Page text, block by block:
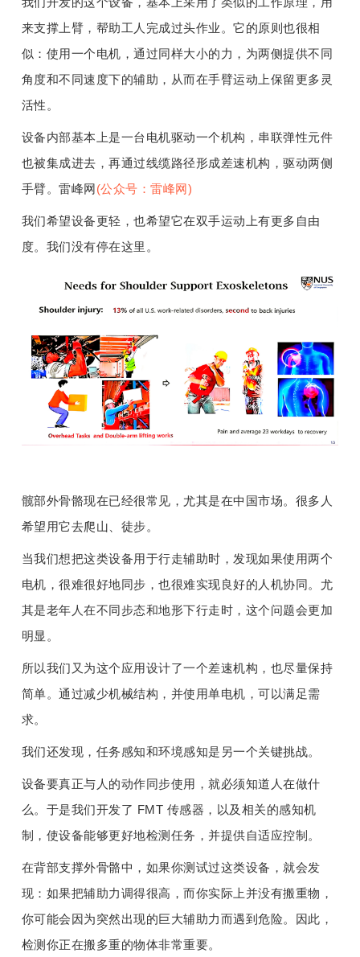
我们开发的这个设备，基本上采用了类似的工作原理，用
来支撑上臂，帮助工人完成过头作业。它的原则也很相
似：使用一个电机，通过同样大小的力，为两侧提供不同
角度和不同速度下的辅助，从而在手臂运动上保留更多灵
活性。
设备内部基本上是一台电机驱动一个机构，串联弹性元件
也被集成进去，再通过线缆路径形成差速机构，驱动两侧
手臂。雷峰网 (公众号：雷峰网)
我们希望设备更轻，也希望它在双手运动上有更多自由
度。我们没有停在这里。
髋部外骨骼现在已经很常见，尤其是在中国市场。很多人
希望用它去爬山、徒步。
当我们想把这类设备用于行走辅助时，发现如果使用两个
电机，很难很好地同步，也很难实现良好的人机协同。尤
其是老年人在不同步态和地形下行走时，这个问题会更加
明显。
所以我们又为这个应用设计了一个差速机构，也尽量保持
简单。通过减少机械结构，并使用单电机，可以满足需
求。
我们还发现，任务感知和环境感知是另一个关键挑战。
设备要真正与人的动作同步使用，就必须知道人在做什
么。于是我们开发了 FMT 传感器，以及相关的感知机
制，使设备能够更好地检测任务，并提供自适应控制。
在背部支撑外骨骼中，如果你测试过这类设备，就会发
现：如果把辅助力调得很高，而你实际上并没有搬重物，
你可能会因为突然出现的巨大辅助力而遇到危险。因此，
检测你正在搬多重的物体非常重要。